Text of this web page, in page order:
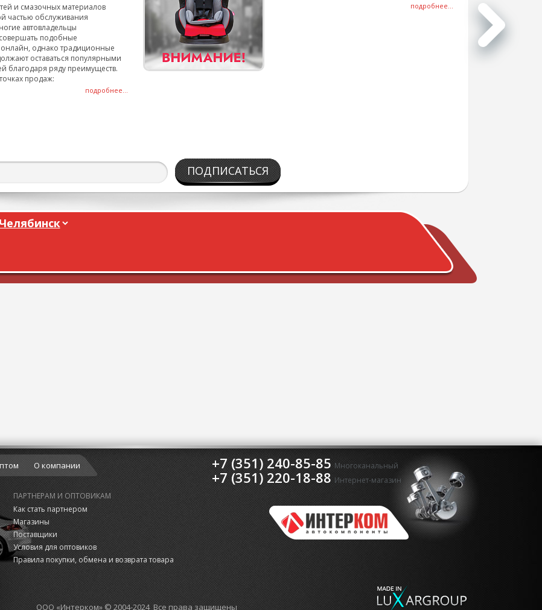
и смазочных материалов
частью обслуживания
автовладельцы
подобные
однако традиционные
оставаться популярными
благодаря ряду преимуществ.
продаж:
подробнее...
подробнее...
ПОДПИСАТЬСЯ
О компании +7 (351) 240-85-85 Многоканальный
+7 (351) 220-18-88 Интернет-магазин
ПАРТНЕРАМ И ОПТОВИКАМ
Как стать партнером
Магазины
Поставщики
Условия для оптовиков
Правила покупки, обмена и возврата товара
ООО «Интерком» © 2004-2024 Все права защищены